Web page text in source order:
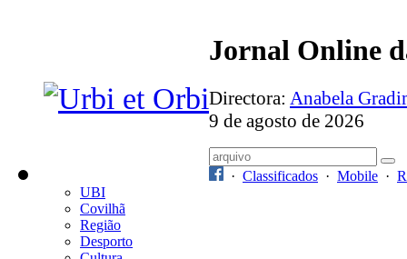
Jornal Online
Directora: Anabela
9 de agosto de 2026
· Classificados · Mobile ·
UBI
Covilhã
Região
Desporto